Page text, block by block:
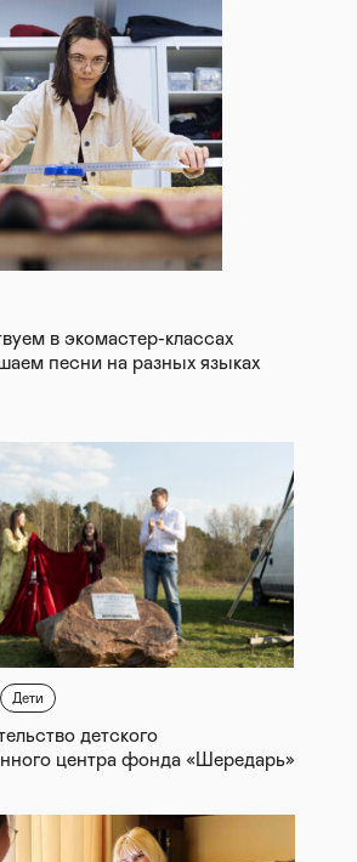
в экомастер-классах
песни на разных языках
Дети
детского
центра фонда «Шередарь»